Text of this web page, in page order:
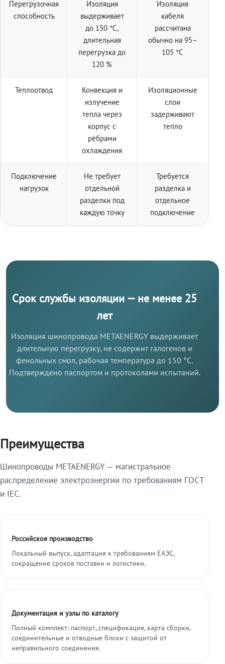
Перегрузочная
способность
Изоляция
выдерживает
до 150 °C,
длительная
перегрузка до
120 %
Изоляция
кабеля
рассчитана
обычно на 95–
105 °C
Теплоотвод
Конвекция и
излучение
тепла через
корпус с
рёбрами
охлаждения
Изоляционные
слои
задерживают
тепло
Подключение
нагрузок
Не требует
отдельной
разделки под
каждую точку
Требуется
разделка и
отдельное
подключение
Срок службы изоляции — не менее 25
лет
Изоляция шинопровода METAENERGY выдерживает
длительную перегрузку, не содержит галогенов и
фенольных смол, рабочая температура до 150 °C.
Подтверждено паспортом и протоколами испытаний.
Преимущества
Шинопроводы METAENERGY — магистральное
распределение электроэнергии по требованиям ГОСТ
и IEC.
Российское производство
Локальный выпуск, адаптация к требованиям ЕАЭС,
сокращение сроков поставки и логистики.
Документация и узлы по каталогу
Полный комплект: паспорт, спецификация, карта сборки,
соединительные и отводные блоки с защитой от
неправильного соединения.